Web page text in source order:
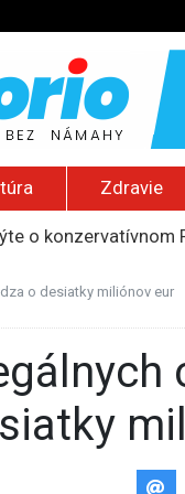
Zdravie
o konzervatívnom
postihla blokáda
o desiatky miliónov eur